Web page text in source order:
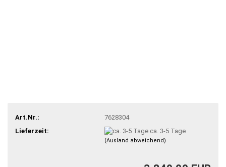
Art.Nr.:
7628304
Lieferzeit:
ca. 3-5 Tage
(Ausland abweichend)